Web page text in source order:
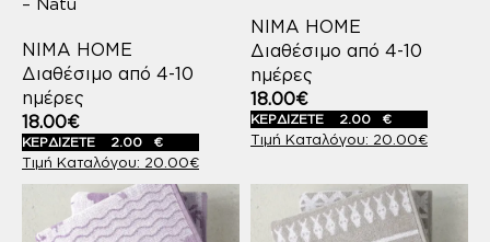
– Natu
NIMA HOME
Διαθέσιμο από 4-10
ημέρες
20.00€
18.00€
ΚΕΡΔΙΖΕΤΕ 2.00 €
NIMA HOME
Διαθέσιμο από 4-10
ημέρες
20.00€
18.00€
ΚΕΡΔΙΖΕΤΕ 2.00 €